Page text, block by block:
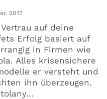
2017
auf deine
Erfolg basiert auf
in Firmen wie
Alles krisensichere
er versteht und
ihn überzeugen.